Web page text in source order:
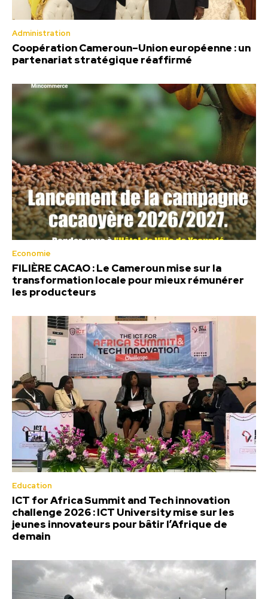
Administration
Coopération Cameroun–Union européenne : un
partenariat stratégique réaffirmé
Economie
FILIÈRE CACAO : Le Cameroun mise sur la
transformation locale pour mieux rémunérer
les producteurs
Education
ICT for Africa Summit and Tech innovation
challenge 2026 : ICT University mise sur les
jeunes innovateurs pour bâtir l’Afrique de
demain